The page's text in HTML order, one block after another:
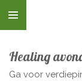
Ga
de
hoofdinhoud
Healing
Ga voor